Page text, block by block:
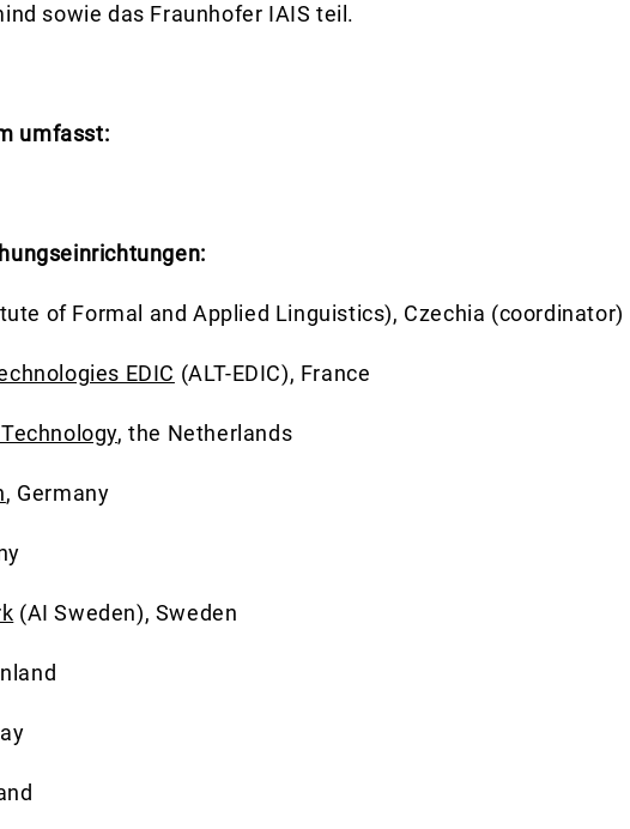
sowie das Fraunhofer IAIS teil.
umfasst:
of Formal and Applied Linguistics), Czechia (coordinator)
EDIC (ALT-EDIC), France
, the Netherlands
, Germany
(AI Sweden), Sweden